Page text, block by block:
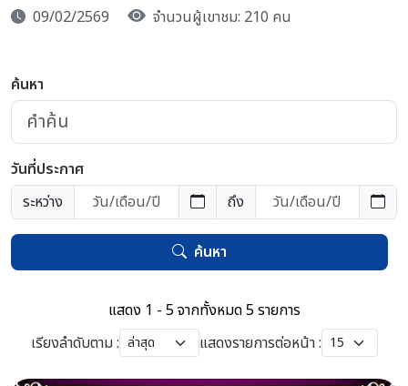
09/02/2569 จำนวนผู้เขาชม: 210 คน
ค้นหา
วันที่ประกาศ
ระหว่าง
ถึง
ค้นหา
แสดง 1 - 5 จากทั้งหมด 5 รายการ
เรียงลำดับตาม :
แสดงรายการต่อหน้า :